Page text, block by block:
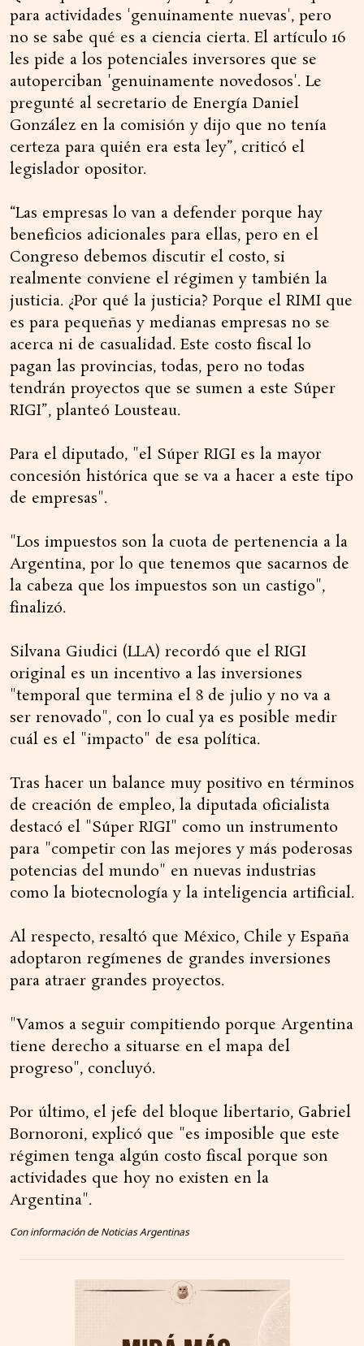
para actividades 'genuinamente nuevas', pero
no se sabe qué es a ciencia cierta. El artículo 16
les pide a los potenciales inversores que se
autoperciban 'genuinamente novedosos'. Le
pregunté al secretario de Energía Daniel
González en la comisión y dijo que no tenía
certeza para quién era esta ley”, criticó el
legislador opositor.
“Las empresas lo van a defender porque hay
beneficios adicionales para ellas, pero en el
Congreso debemos discutir el costo, si
realmente conviene el régimen y también la
justicia. ¿Por qué la justicia? Porque el RIMI que
es para pequeñas y medianas empresas no se
acerca ni de casualidad. Este costo fiscal lo
pagan las provincias, todas, pero no todas
tendrán proyectos que se sumen a este Súper
RIGI”, planteó Lousteau.
Para el diputado, "el Súper RIGI es la mayor
concesión histórica que se va a hacer a este tipo
de empresas".
"Los impuestos son la cuota de pertenencia a la
Argentina, por lo que tenemos que sacarnos de
la cabeza que los impuestos son un castigo",
finalizó.
Silvana Giudici (LLA) recordó que el RIGI
original es un incentivo a las inversiones
"temporal que termina el 8 de julio y no va a
ser renovado", con lo cual ya es posible medir
cuál es el "impacto" de esa política.
Tras hacer un balance muy positivo en términos
de creación de empleo, la diputada oficialista
destacó el "Súper RIGI" como un instrumento
para "competir con las mejores y más poderosas
potencias del mundo" en nuevas industrias
como la biotecnología y la inteligencia artificial.
Al respecto, resaltó que México, Chile y España
adoptaron regímenes de grandes inversiones
para atraer grandes proyectos.
"Vamos a seguir compitiendo porque Argentina
tiene derecho a situarse en el mapa del
progreso", concluyó.
Por último, el jefe del bloque libertario, Gabriel
Bornoroni, explicó que "es imposible que este
régimen tenga algún costo fiscal porque son
actividades que hoy no existen en la
Argentina".
Con información de Noticias Argentinas